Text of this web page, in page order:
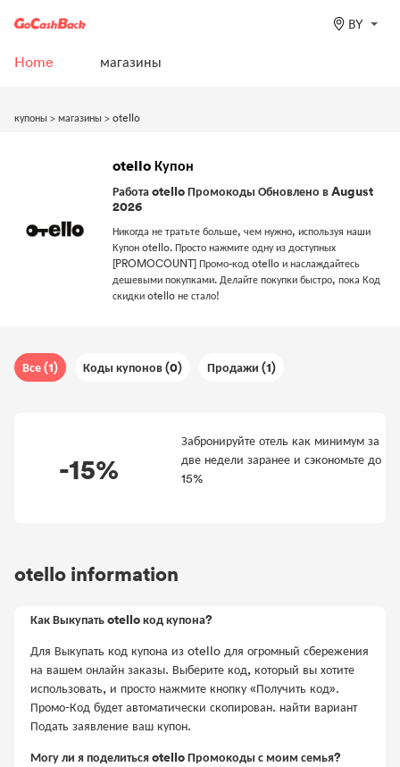
BY
Home магазины
купоны >магазины >otello
otello Купон
Работа otello Промокоды Обновлено в August
2026
Никогда не тратьте больше, чем нужно, используя наши
Купон otello. Просто нажмите одну из доступных
[PROMOCOUNT] Промо-код otello и наслаждайтесь
дешевыми покупками. Делайте покупки быстро, пока Код
скидки otello не стало!
Все (1) Коды купонов (0) Продажи (1)
-15%
Забронируйте отель как минимум за
две недели заранее и сэкономьте до
15%
otello information
Как Выкупать otello код купона?
Для Выкупать код купона из otello для огромный сбережения
на вашем онлайн заказы. Выберите код, который вы хотите
использовать, и просто нажмите кнопку «Получить код».
Промо-Код будет автоматически скопирован. найти вариант
Подать заявление ваш купон.
Могу ли я поделиться otello Промокоды с моим семья?